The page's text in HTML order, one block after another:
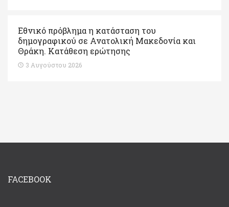
Εθνικό πρόβλημα η κατάσταση του
δημογραφικού σε Ανατολική Μακεδονία και
Θράκη. Κατάθεση ερώτησης
3 Αυγούστου 2026
FACEBOOK